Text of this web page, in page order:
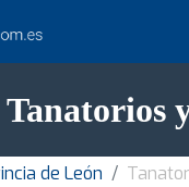
Tanatorios
de León